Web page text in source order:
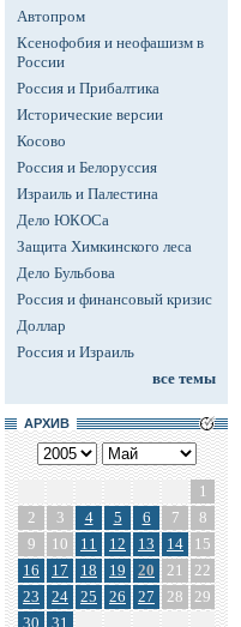
Автопром
Ксенофобия и неофашизм в
России
Россия и Прибалтика
Исторические версии
Косово
Россия и Белоруссия
Израиль и Палестина
Дело ЮКОСа
Защита Химкинского леса
Дело Бульбова
Россия и финансовый кризис
Доллар
Россия и Израиль
все темы
АРХИВ
1
2
3 4 5 6 7
8
9
10 11 12 13 14
15
16
17 18 19 20 21
22
23
24 25 26 27 28
29
30
31